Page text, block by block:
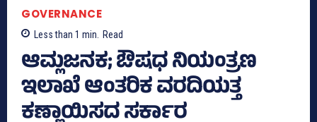
GOVERNANCE
Less than 1 min. Read
ಆಮ್ಲಜನಕ; ಔಷಧ ನಿಯಂತ್ರಣ
ಇಲಾಖೆ ಆಂತರಿಕ ವರದಿಯತ್ತ
ಕಣ್ಣಾಯಿಸದ ಸರ್ಕಾರ